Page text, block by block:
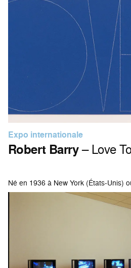
Expo internationale
Robert Barry– Love
Né en 1936 à New York (États-Unis)